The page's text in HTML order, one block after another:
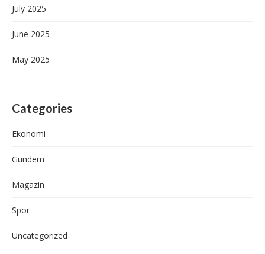
July 2025
June 2025
May 2025
Categories
Ekonomi
Gündem
Magazin
Spor
Uncategorized